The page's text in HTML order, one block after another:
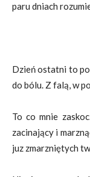
paru dniach
Dzień ostatni to
do bólu. Z falą, w
To co mnie
zacinający i
juz zmarzniętych